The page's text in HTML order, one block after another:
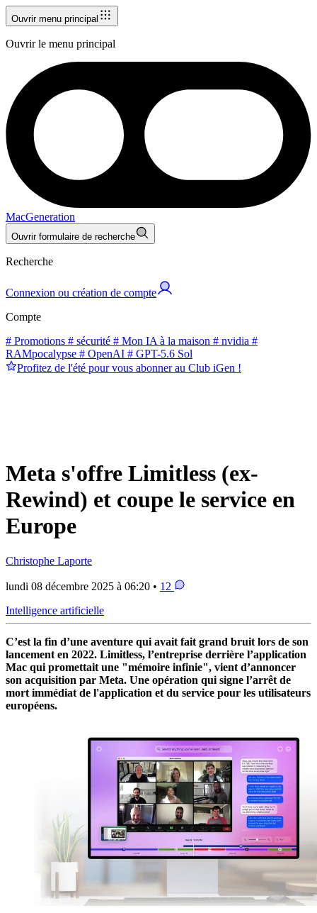
Ouvrir menu principal
Ouvrir le menu principal
MacGeneration
Ouvrir formulaire de recherche
Recherche
Connexion ou création de compte
Compte
# Promotions # sécurité # Mon IA à la maison # nvidia #
RAMpocalypse # OpenAI # GPT-5.6 Sol
Profitez de l'été pour vous abonner au Club iGen !
Meta s'offre Limitless (ex-
Rewind) et coupe le service en
Europe
Christophe Laporte
lundi 08 décembre 2025 à 06:20 • 12
Intelligence artificielle
C’est la fin d’une aventure qui avait fait grand bruit lors de son
lancement en 2022. Limitless, l’entreprise derrière l’application
Mac qui promettait une "mémoire infinie", vient d’annoncer
son acquisition par Meta. Une opération qui signe l’arrêt de
mort immédiat de l'application et du service pour les utilisateurs
européens.